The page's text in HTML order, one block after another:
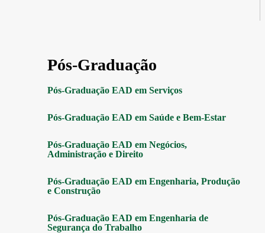
Pós-Graduação
Pós-Graduação EAD em Serviços
Pós-Graduação EAD em Saúde e Bem-Estar
Pós-Graduação EAD em Negócios,
Administração e Direito
Pós-Graduação EAD em Engenharia, Produção
e Construção
Pós-Graduação EAD em Engenharia de
Segurança do Trabalho